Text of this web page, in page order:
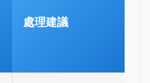
處理建議